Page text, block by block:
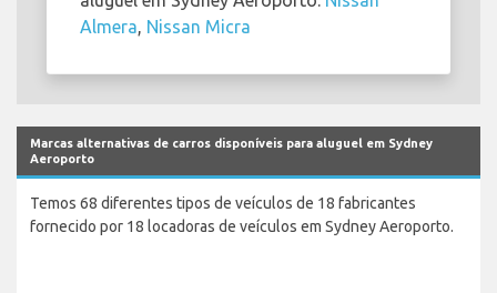
Almera, Nissan Micra
Marcas alternativas de carros disponíveis para aluguel em Sydney
Aeroporto
Temos 68 diferentes tipos de veículos de 18 fabricantes
fornecido por 18 locadoras de veículos em Sydney Aeroporto.